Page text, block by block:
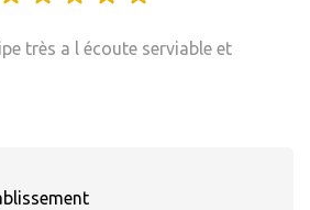
très a l écoute serviable et